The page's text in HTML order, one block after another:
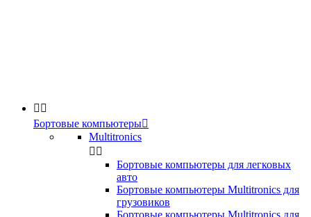
 
Бортовые компьютеры
Multitronics
 
Бортовые компьютеры для легковых
авто
Бортовые компьютеры Multitronics для
грузовиков
Бортовые компьютеры Multitronics для